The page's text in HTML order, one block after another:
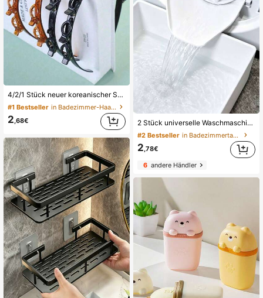
4/2/1 Stück neuer koreanischer Stil Cut Out gewebtes Haarband gestrickte Haarspange Damen Haaraccessoires für den täglichen Gebrauch geeignet für lockiges Haar Styling Hautpflege Gesichtsreinigung Make-up Masken Reise Haarpflege
#1 Bestseller in Badezimmer-Haar-Accessoires
2,68€ 2 Stück universelle Waschmaschinen-Wasserschale mit Leitplatte, 2 Stück Frontlader-Waschmaschinen-Ablauf-Wasserschale gegen Überlaufen, auslaufsichere Wassersammelbox, kann für Waschmaschinen-Ablauf-Wasserspeicherung verwendet werden, verhindert effektiv Überlaufen des Waschraum-Bodens, geeignet für Badezimmer, Zuhause, Reisen, Badezimmerzubehör, Reinigungsmittel, Halloween, Weihnachten, Abschlusszeit, Einweihungsgeschenk
#2 Bestseller in Badezimmertablett
2,78€
6andere Händler